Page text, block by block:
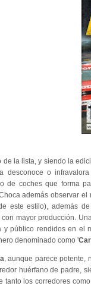
de la lista, y siendo la
desconoce o
de coches que forma
Choca además observar
este estilo), además
con mayor producción.
y público rendidos en el
denominado como '
, aunque parece
huérfano de padre,
tanto los corredores